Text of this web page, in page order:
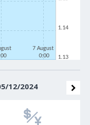
7 August
0:00
1.13
1.14
12/2024